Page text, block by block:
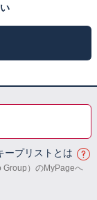
ープリストとは
Group）のMyPageへ